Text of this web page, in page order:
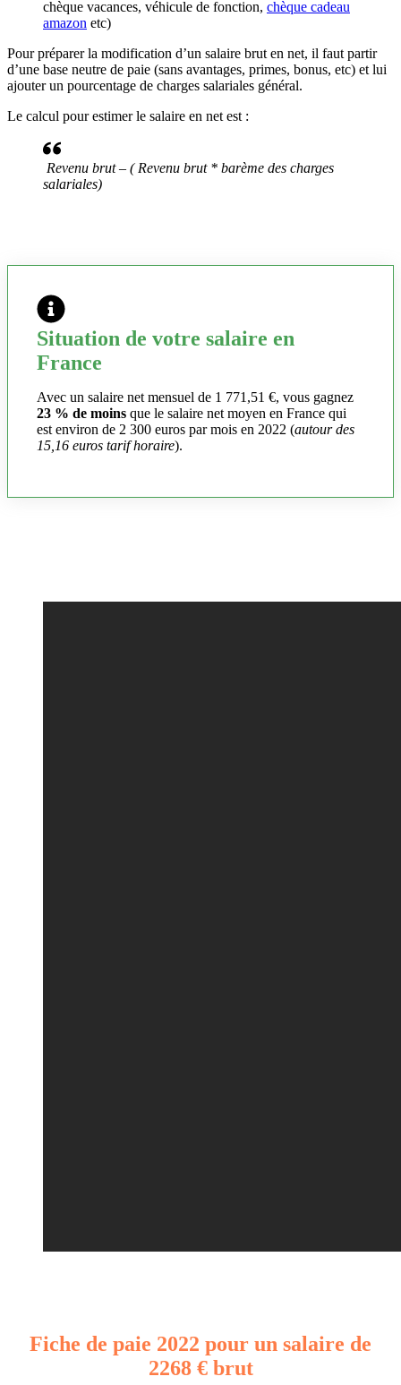
chèque vacances, véhicule de fonction, chèque cadeau
amazon etc)
Pour préparer la modification d’un salaire brut en net, il faut partir
d’une base neutre de paie (sans avantages, primes, bonus, etc) et lui
ajouter un pourcentage de charges salariales général.
Le calcul pour estimer le salaire en net est :
Revenu brut – ( Revenu brut * barème des charges
salariales)
Situation de votre salaire en
France
Avec un salaire net mensuel de 1 771,51 €, vous gagnez
23 % de moins que le salaire net moyen en France qui
est environ de 2 300 euros par mois en 2022 (autour des
15,16 euros tarif horaire).
Fiche de paie 2022 pour un salaire de
2268 € brut